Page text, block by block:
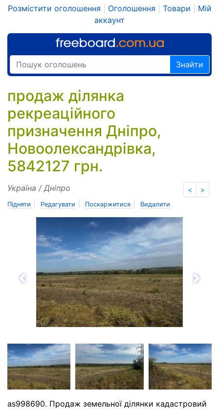
Розмістити оголошення Оголошення Товари
Мій
аккаунт
Знайти
продаж ділянка
рекреаційного
призначення Дніпро,
Новоолександрівка,
5842127 грн.
< >
Україна / Дніпро
Підняти Редагувати Поскаржитися Видалити
Назад
as998690. Продаж земельної ділянки кадастровий